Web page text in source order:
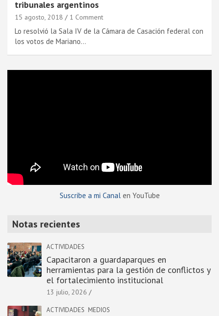
tribunales argentinos
15 agosto, 2018 1 Comment
Lo resolvió la Sala IV de la Cámara de Casación federal con
los votos de Mariano…
Suscribe a mi Canalen YouTube
Notas recientes
ACTIVIDADES
Capacitaron a guardaparques en
herramientas para la gestión de conflictos y
el fortalecimiento institucional
13 julio, 2026
ACTIVIDADES MEDIOS